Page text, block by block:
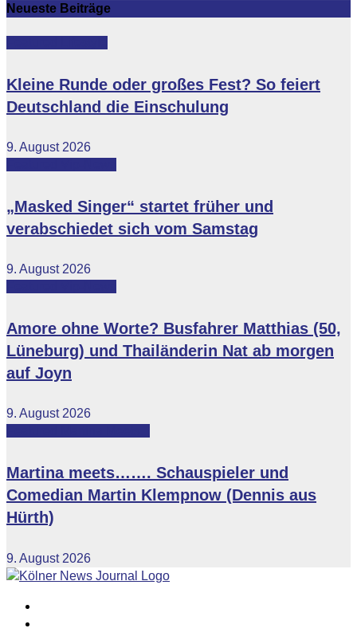
Neueste Beiträge
Kleine Runde oder großes Fest? So feiert
Deutschland die Einschulung
9. August 2026
„Masked Singer“ startet früher und
verabschiedet sich vom Samstag
9. August 2026
Amore ohne Worte? Busfahrer Matthias (50,
Lüneburg) und Thailänderin Nat ab morgen
auf Joyn
9. August 2026
Martina meets……. Schauspieler und
Comedian Martin Klempnow (Dennis aus
Hürth)
9. August 2026